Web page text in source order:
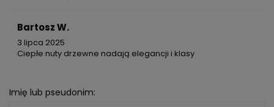
Bartosz W.
3 lipca 2025
Ciepłe nuty drzewne nadają elegancji i klasy
Imię lub pseudonim: